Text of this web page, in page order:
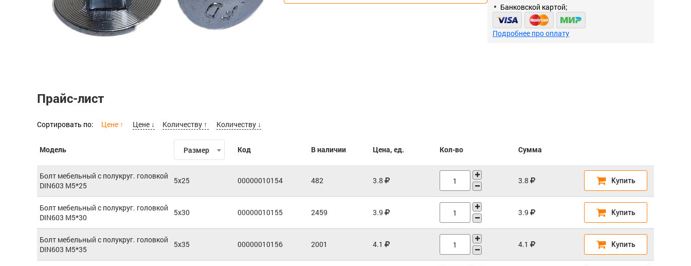
Банковской картой;
Подробнее про оплату
Прайс-лист
Сортировать по: Цене ↑ Цене ↓ Количеству ↑ Количеству ↓
Модель Размер Код В наличии Цена, ед. Кол-во Сумма
Болт мебельный с полукруг. головкой
DIN603 М5*25
5x25 00000010154 482 3.8
Болт мебельный с полукруг. головкой
DIN603 М5*30
5x30 00000010155 2459 3.9
Болт мебельный с полукруг. головкой
DIN603 М5*35
5x35 00000010156 2001 4.1